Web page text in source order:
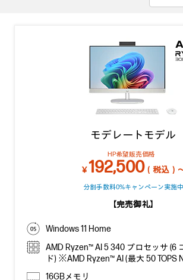
モデレートモデル
HP希望販売価格
￥192,500（税込）
分割手数料0%キャンペーン実施中
【完売御礼】
Windows 11 Home
AMD Ryzen™ AI 5 340 プロセッサ (6
ド) ※AMD Ryzen™ AI (最大 50 TOPS
16GBメモリ